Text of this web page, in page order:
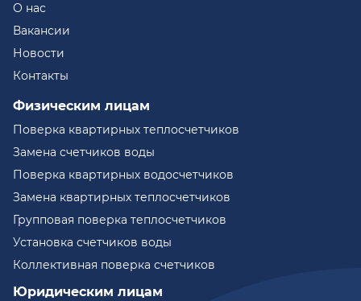
О нас
Вакансии
Новости
Контакты
Физическим лицам
Поверка квартирных теплосчетчиков
Замена счетчиков воды
Поверка квартирных водосчетчиков
Замена квартирных теплосчетчиков
Групповая поверка теплосчетчиков
Установка счетчиков воды
Коллективная поверка счетчиков
Юридическим лицам